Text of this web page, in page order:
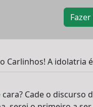
Carlinhos! A
cara? Cade o